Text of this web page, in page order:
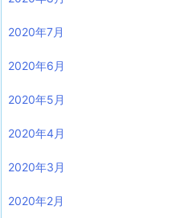
2020年7月
2020年6月
2020年5月
2020年4月
2020年3月
2020年2月